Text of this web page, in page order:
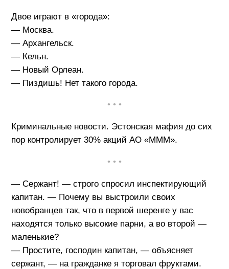
Двое играют в «города»:
— Москва.
— Архангельск.
— Кельн.
— Новый Орлеан.
— Пиздишь! Нет такого города.
• • •
Криминальные новости. Эстонская мафия до сих
пор контролирует 30% акций АО «МММ».
• • •
— Сержант! — строго спросил инспектирующий
капитан. — Почему вы выстроили своих
новобранцев так, что в первой шеренге у вас
находятся только высокие парни, а во второй —
маленькие?
— Простите, господин капитан, — объясняет
сержант, — на гражданке я торговал фруктами.